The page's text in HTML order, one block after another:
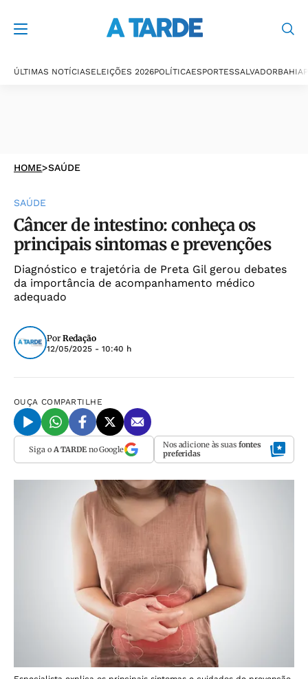
ÚLTIMAS NOTÍCIASELEIÇÕES 2026POLÍTICAESPORTESSALVADORBAHIA
HOME>SAÚDE
SAÚDE
Câncer de intestino: conheça os
principais sintomas e prevenções
Diagnóstico e trajetória de Preta Gil gerou debates
da importância de acompanhamento médico
adequado
Por Redação
12/05/2025 - 10:40 h
OUÇA COMPARTILHE
Siga o A TARDEno Google Nos adicione às suas fontes
preferidas